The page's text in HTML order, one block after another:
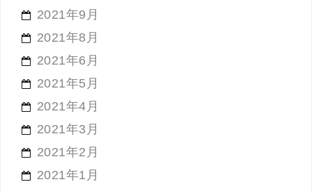
2021年9月
2021年8月
2021年6月
2021年5月
2021年4月
2021年3月
2021年2月
2021年1月